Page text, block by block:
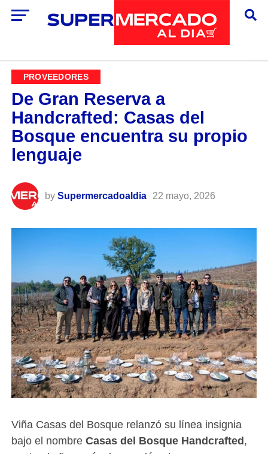
PROVEEDORES
De Gran Reserva a
Handcrafted: Casas del
Bosque encuentra su propio
lenguaje
by Supermercadoaldia 22 mayo, 2026
Viña Casas del Bosque relanzó su línea insignia
bajo el nombre Casas del Bosque Handcrafted,